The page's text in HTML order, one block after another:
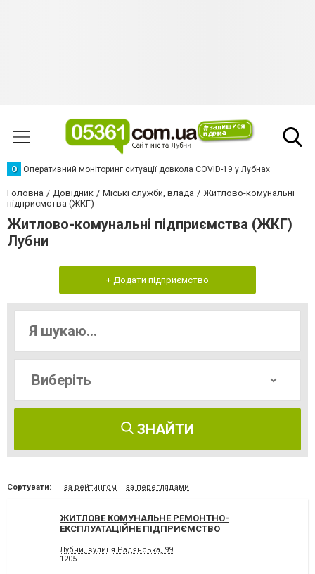
О Оперативний моніторинг ситуації довкола COVID-19 у Лубнах
Головна Довідник Міські служби, влада
Житлово-комунальні
підприємства (ЖКГ)
Житлово-комунальні підприємства (ЖКГ)
Лубни
+ Додати підприємство
ЗНАЙТИ
Сортувати: за рейтингом за переглядами
ЖИТЛОВЕ КОМУНАЛЬНЕ РЕМОНТНО-
ЕКСПЛУАТАЦІЙНЕ ПІДПРИЄМСТВО
Лубни, вулиця Радянська, 99
1205